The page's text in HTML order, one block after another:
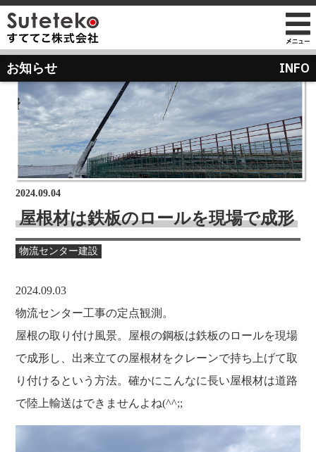
会社のこれまでとこれから
講演の依頼について
M&Aのご提案について
店舗のご案内
経営理念と使命
組織図
沿革
経営方針
過去の経営方針
取り組み
通販事業
自社PB製造販売事業
地域向け学生服販売
お知らせ
受賞歴
ガイドブックで見るすててこ
菊川 亜由美
経験者採用（キャリア採用）
President greeting
Company Information
社长致辞及介绍
お知らせ INFO
2024.09.04
屋根材は鉄板のロールを現場で成形
物流センター建設
2024.09.03
物流センター工事の定点観測。
屋根の取り付け風景。屋根の鋼板は鉄板のロールを現場
で成形し、出来立ての屋根材をクレーンで持ち上げて取
り付けるという方法。確かにこんなに長い屋根材は道路
で陸上輸送はできませんよね(^^;;